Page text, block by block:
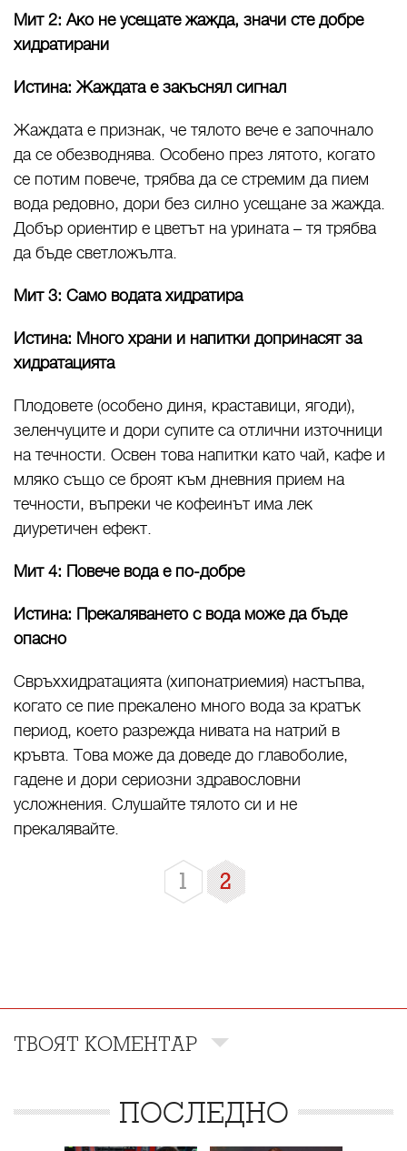
Мит 2: Ако не усещате жажда, значи сте добре
хидратирани
Истина: Жаждата е закъснял сигнал
Жаждата е признак, че тялото вече е започнало
да се обезводнява. Особено през лятото, когато
се потим повече, трябва да се стремим да пием
вода редовно, дори без силно усещане за жажда.
Добър ориентир е цветът на урината – тя трябва
да бъде светложълта.
Мит 3: Само водата хидратира
Истина: Много храни и напитки допринасят за
хидратацията
Плодовете (особено диня, краставици, ягоди),
зеленчуците и дори супите са отлични източници
на течности. Освен това напитки като чай, кафе и
мляко също се броят към дневния прием на
течности, въпреки че кофеинът има лек
диуретичен ефект.
Мит 4: Повече вода е по-добре
Истина: Прекаляването с вода може да бъде
опасно
Свръххидратацията (хипонатриемия) настъпва,
когато се пие прекалено много вода за кратък
период, което разрежда нивата на натрий в
кръвта. Това може да доведе до главоболие,
гадене и дори сериозни здравословни
усложнения. Слушайте тялото си и не
прекалявайте.
1 2
ТВОЯТ КОМЕНТАР
ПОСЛЕДНО